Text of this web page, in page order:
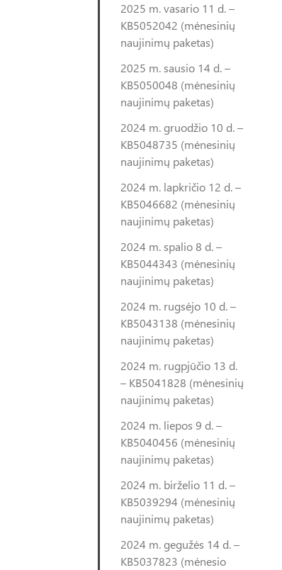
2025 m. vasario 11 d. –
KB5052042 (mėnesinių
naujinimų paketas)
2025 m. sausio 14 d. –
KB5050048 (mėnesinių
naujinimų paketas)
2024 m. gruodžio 10 d. –
KB5048735 (mėnesinių
naujinimų paketas)
2024 m. lapkričio 12 d. –
KB5046682 (mėnesinių
naujinimų paketas)
2024 m. spalio 8 d. –
KB5044343 (mėnesinių
naujinimų paketas)
2024 m. rugsėjo 10 d. –
KB5043138 (mėnesinių
naujinimų paketas)
2024 m. rugpjūčio 13 d.
– KB5041828 (mėnesinių
naujinimų paketas)
2024 m. liepos 9 d. –
KB5040456 (mėnesinių
naujinimų paketas)
2024 m. birželio 11 d. –
KB5039294 (mėnesinių
naujinimų paketas)
2024 m. gegužės 14 d. –
KB5037823 (mėnesio